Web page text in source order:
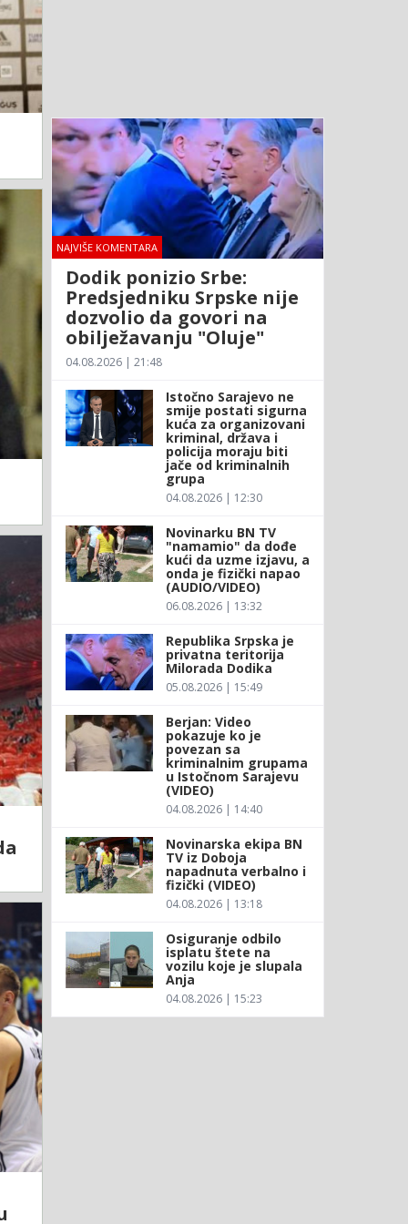
NAJVIŠE KOMENTARA
Dodik ponizio Srbe:
Predsjedniku Srpske nije
dozvolio da govori na
obilježavanju "Oluje"
04.08.2026 | 21:48
Istočno Sarajevo ne
smije postati sigurna
kuća za organizovani
kriminal, država i
policija moraju biti
jače od kriminalnih
grupa
04.08.2026 | 12:30
Novinarku BN TV
"namamio" da dođe
kući da uzme izjavu, a
onda je fizički napao
(AUDIO/VIDEO)
06.08.2026 | 13:32
Republika Srpska je
privatna teritorija
Milorada Dodika
05.08.2026 | 15:49
Berjan: Video
pokazuje ko je
povezan sa
kriminalnim grupama
u Istočnom Sarajevu
(VIDEO)
04.08.2026 | 14:40
Novinarska ekipa BN
TV iz Doboja
napadnuta verbalno i
fizički (VIDEO)
04.08.2026 | 13:18
Osiguranje odbilo
isplatu štete na
vozilu koje je slupala
Anja
04.08.2026 | 15:23